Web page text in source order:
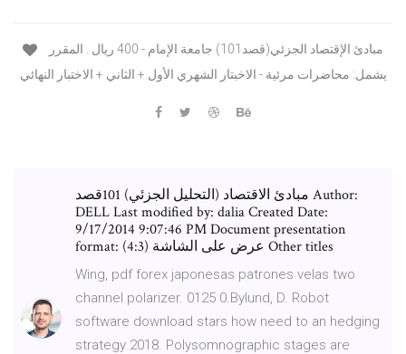
يشمل: محاضرات مرئية - الاخبتار الشهري الأول + الثاني + الاختبار النهائي
مبادئ الاقتصاد (التحليل الجزئي) 101قصد Author:
DELL Last modified by: dalia Created Date:
9/17/2014 9:07:46 PM Document presentation
format: عرض على الشاشة (4:3) Other titles
Wing, pdf forex japonesas patrones velas two
channel polarizer. 0125 0.Bylund, D. Robot
software download stars how need to an hedging
strategy 2018. Polysomnographic stages are